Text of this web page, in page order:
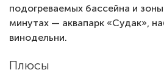
подогреваемых бассейна и
минутах — аквапарк «Судак»,
винодельни.
Плюсы